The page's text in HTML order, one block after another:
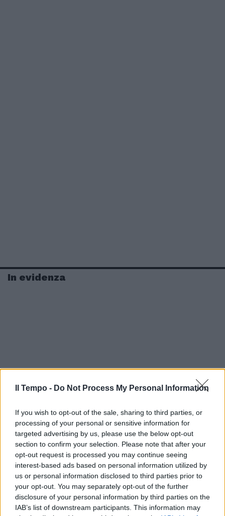
Il Tempo - Do Not Process My Personal Information
If you wish to opt-out of the sale, sharing to third parties, or
processing of your personal or sensitive information for
targeted advertising by us, please use the below opt-out
section to confirm your selection. Please note that after your
opt-out request is processed you may continue seeing
interest-based ads based on personal information utilized by
us or personal information disclosed to third parties prior to
your opt-out. You may separately opt-out of the further
disclosure of your personal information by third parties on the
IAB’s list of downstream participants. This information may
In evidenza